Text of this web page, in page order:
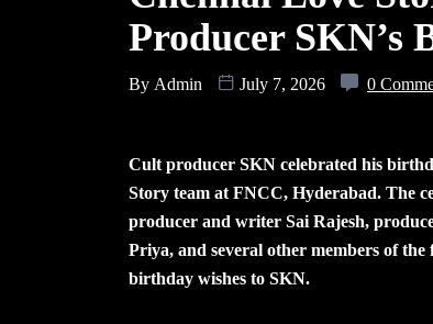
Producer SKN’s
By Admin July 7, 2026 0
Cult producer SKN celebrated his
Story team at FNCC, Hyderabad. The
producer and writer Sai Rajesh,
Priya, and several other members of
birthday wishes to SKN.